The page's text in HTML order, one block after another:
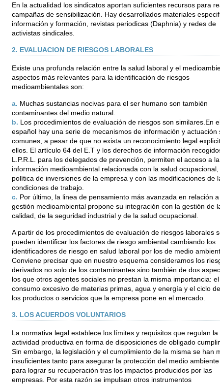
En la actualidad los sindicatos aportan suficientes recursos para
campañas de sensibilización. Hay desarrollados materiales
información y formación, revistas periodicas (Daphnia) y redes de
activistas sindicales.
2. EVALUACION DE RIESGOS LABORALES
Existe una profunda relación entre la salud laboral y el
aspectos más relevantes para la identificación de riesgos
medioambientales son:
a. Muchas sustancias nocivas para el ser humano son también
contaminantes del medio natural.
b. Los procedimientos de evaluación de riesgos son similares.En
español hay una serie de mecanismos de información y actuación
comunes, a pesar de que no exista un reconocimiento legal
ellos. El artículo 64 del E.T y los derechos de información
L.P.R.L. para los delegados de prevención, permiten el acceso a la
información medioambiental relacionada con la salud ocupacional,
política de inversiones de la empresa y con las modificaciones de
condiciones de trabajo.
c. Por último, la linea de pensamiento más avanzada en relación
gestión medioambiental propone su integración con la gestión de
calidad, de la seguridad industrial y de la salud ocupacional.
A partir de los procedimientos de evaluación de riesgos laborales
pueden identificar los factores de riesgo ambiental cambiando los
identificadores de riesgo en salud laboral por los de medio
Conviene precisar que en nuestro esquema consideramos los
derivados no solo de los contaminantes sino también de dos
los que otros agentes sociales no prestan la misma importancia: el
consumo excesivo de materias primas, agua y energía y el ciclo
los productos o servicios que la empresa pone en el mercado.
3. LOS ACUERDOS VOLUNTARIOS
La normativa legal establece los límites y requisitos que regulan la
actividad productiva en forma de disposiciones de obligado
Sin embargo, la legislación y el cumplimiento de la misma se han
insuficientes tanto para asegurar la protección del medio
para lograr su recuperación tras los impactos producidos por las
empresas. Por esta razón se impulsan otros instrumentos